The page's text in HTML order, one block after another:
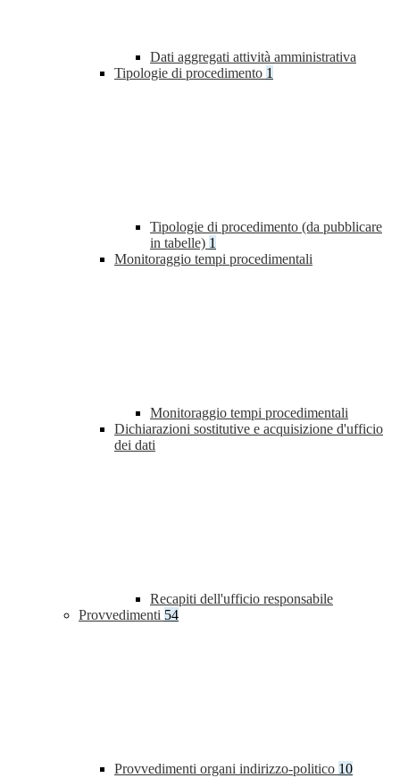
Dati aggregati attività amministrativa
Tipologie di procedimento 1
Tipologie di procedimento (da pubblicare
in tabelle) 1
Monitoraggio tempi procedimentali
Monitoraggio tempi procedimentali
Dichiarazioni sostitutive e acquisizione d'ufficio
dei dati
Recapiti dell'ufficio responsabile
Provvedimenti 54
Provvedimenti organi indirizzo-politico 10